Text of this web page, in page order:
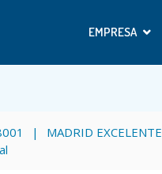
EMPRESA
MADRID EXCELENTE